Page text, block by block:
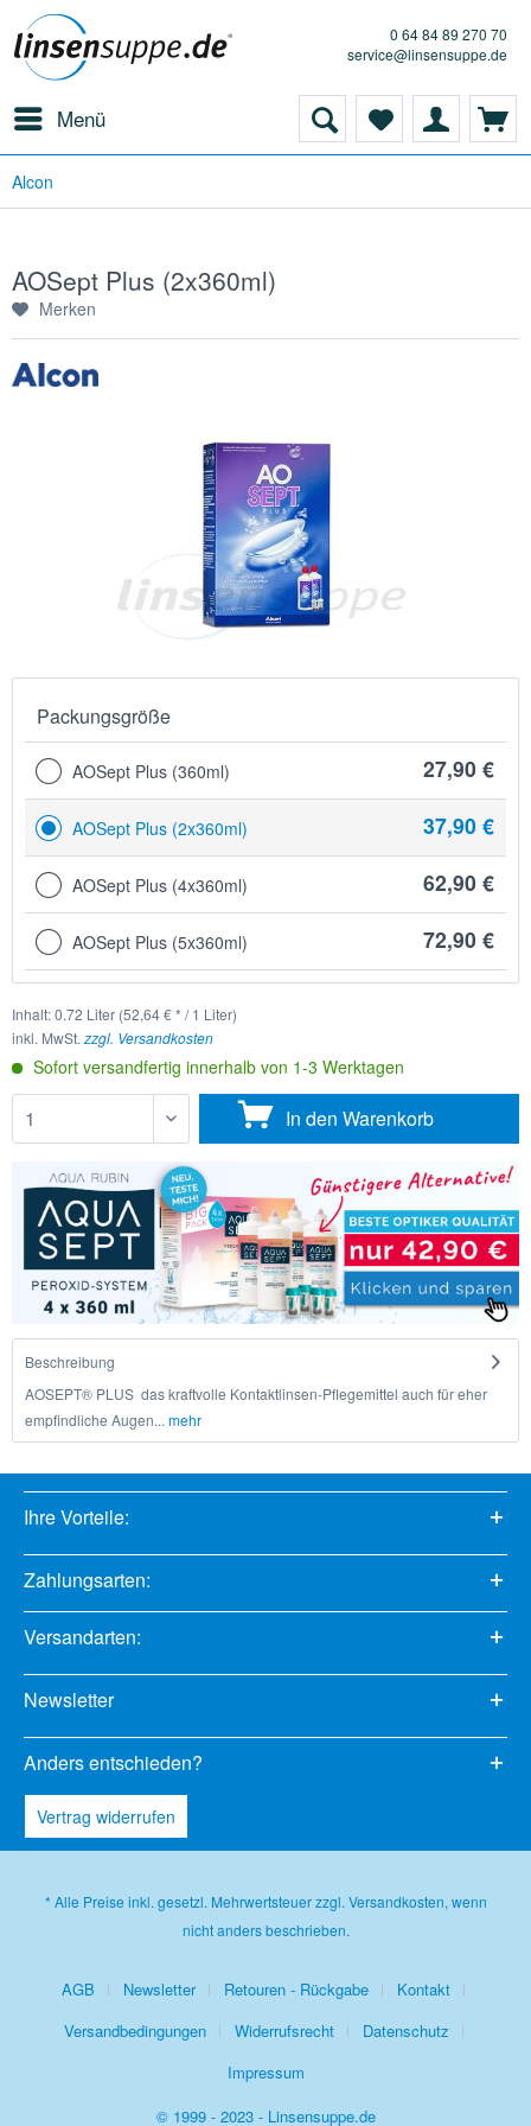
0 64 84 89 270 70
service@linsensuppe.de
Menü
Alcon
AOSept Plus (2x360ml)
Merken
Packungsgröße
AOSept Plus (360ml) 27,90 €
AOSept Plus (2x360ml) 37,90 €
AOSept Plus (4x360ml) 62,90 €
AOSept Plus (5x360ml) 72,90 €
Inhalt:0.72 Liter (52,64 € * / 1 Liter)
inkl. MwSt. zzgl. Versandkosten
Sofort versandfertig innerhalb von 1-3 Werktagen
In den Warenkorb
Beschreibung
AOSEPT® PLUS  das kraftvolle Kontaktlinsen-Pflegemittel auch für eher
empfindliche Augen...mehr
Ihre Vorteile:
Zahlungsarten:
Versandarten:
Newsletter
Anders entschieden?
Vertrag widerrufen
* Alle Preise inkl. gesetzl. Mehrwertsteuer zzgl. Versandkosten, wenn
nicht anders beschrieben.
AGB Newsletter Retouren - Rückgabe
Kontakt
Versandbedingungen
Widerrufsrecht
Datenschutz
Impressum
© 1999 - 2023 - Linsensuppe.de